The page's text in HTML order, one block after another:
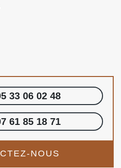
33 06 02 48
61 85 18 71
NOUS